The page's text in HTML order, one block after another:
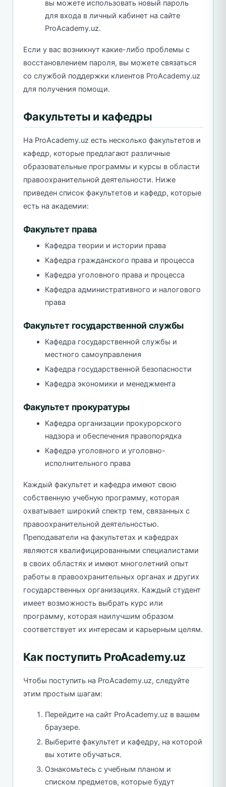
вы можете использовать новый пароль
для входа в личный кабинет на сайте
ProAcademy.uz.
Если у вас возникнут какие-либо проблемы с
восстановлением пароля, вы можете связаться
со службой поддержки клиентов ProAcademy.uz
для получения помощи.
Факультеты и кафедры
На ProAcademy.uz есть несколько факультетов и
кафедр, которые предлагают различные
образовательные программы и курсы в области
правоохранительной деятельности. Ниже
приведен список факультетов и кафедр, которые
есть на академии:
Факультет права
Кафедра теории и истории права
Кафедра гражданского права и процесса
Кафедра уголовного права и процесса
Кафедра административного и налогового
права
Факультет государственной службы
Кафедра государственной службы и
местного самоуправления
Кафедра государственной безопасности
Кафедра экономики и менеджмента
Факультет прокуратуры
Кафедра организации прокурорского
надзора и обеспечения правопорядка
Кафедра уголовного и уголовно-
исполнительного права
Каждый факультет и кафедра имеют свою
собственную учебную программу, которая
охватывает широкий спектр тем, связанных с
правоохранительной деятельностью.
Преподаватели на факультетах и кафедрах
являются квалифицированными специалистами
в своих областях и имеют многолетний опыт
работы в правоохранительных органах и других
государственных организациях. Каждый студент
имеет возможность выбрать курс или
программу, которая наилучшим образом
соответствует их интересам и карьерным целям.
Как поступить ProAcademy.uz
Чтобы поступить на ProAcademy.uz, следуйте
этим простым шагам:
Перейдите на сайт ProAcademy.uz в вашем
браузере.
Выберите факультет и кафедру, на которой
вы хотите обучаться.
Ознакомьтесь с учебным планом и
списком предметов, которые будут